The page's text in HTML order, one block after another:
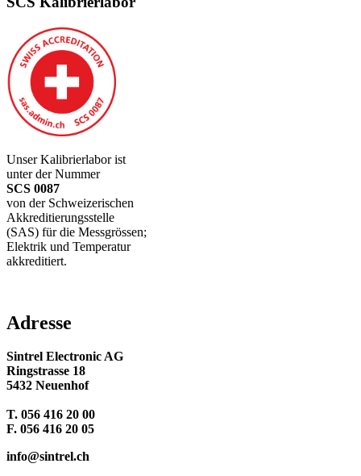
Unser Kalibrierlabor ist
unter der Nummer
SCS 0087
von der Schweizerischen
Akkreditierungsstelle
(SAS) für die Messgrössen;
Elektrik und Temperatur
akkreditiert.
Adresse
Sintrel Electronic AG
Ringstrasse 18
5432 Neuenhof
T. 056 416 20 00
F. 056 416 20 05
info@sintrel.ch